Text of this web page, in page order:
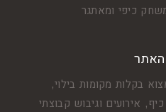
כיפי ומאתגר
בקלות מקומות בילוי,
אירועים וגיבוש קבוצתי